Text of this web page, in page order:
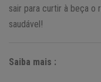
sair para curtir à beça o
saudável!
Saiba mais :